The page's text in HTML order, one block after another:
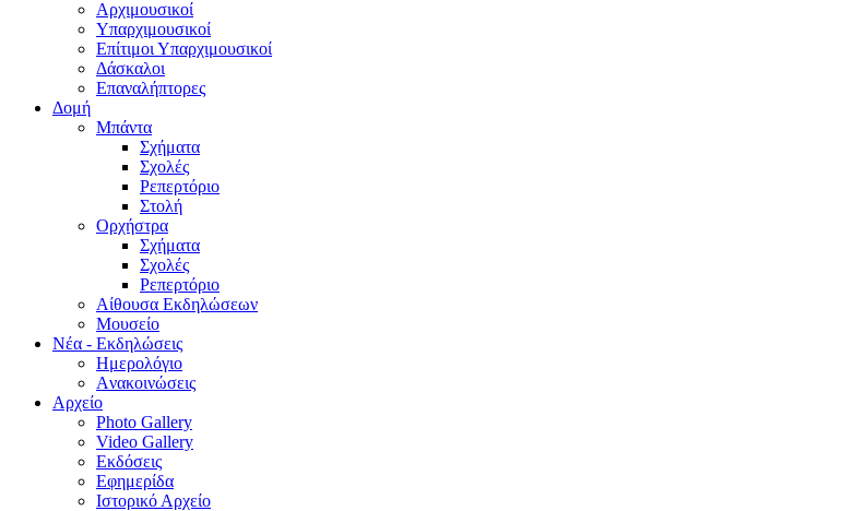
Aρχιμουσικοί
Υπαρχιμουσικοί
Επίτιμοι Υπαρχιμουσικοί
Δάσκαλοι
Επαναλήπτορες
Δομή
Μπάντα
Σχήματα
Σχολές
Ρεπερτόριο
Στολή
Ορχήστρα
Σχήματα
Σχολές
Ρεπερτόριο
Aίθουσα Εκδηλώσεων
Μουσείο
Νέα - Εκδηλώσεις
Ημερολόγιο
Aνακοινώσεις
Αρχείο
Photo Gallery
Video Gallery
Εκδόσεις
Εφημερίδα
Ιστορικό Αρχείο